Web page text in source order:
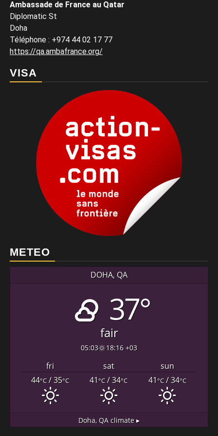
Ambassade de France au Qatar
Diplomatic St
Doha
Téléphone : +974 44 02 17 77
https://qa.ambafrance.org/
VISA
METEO
DOHA, QA
37°
fair
05:03 18:16 +03
fri sat
sun
44°C/ 35°C 41°C/ 34°C 41°C/ 34°C
Doha, QA climate ▸